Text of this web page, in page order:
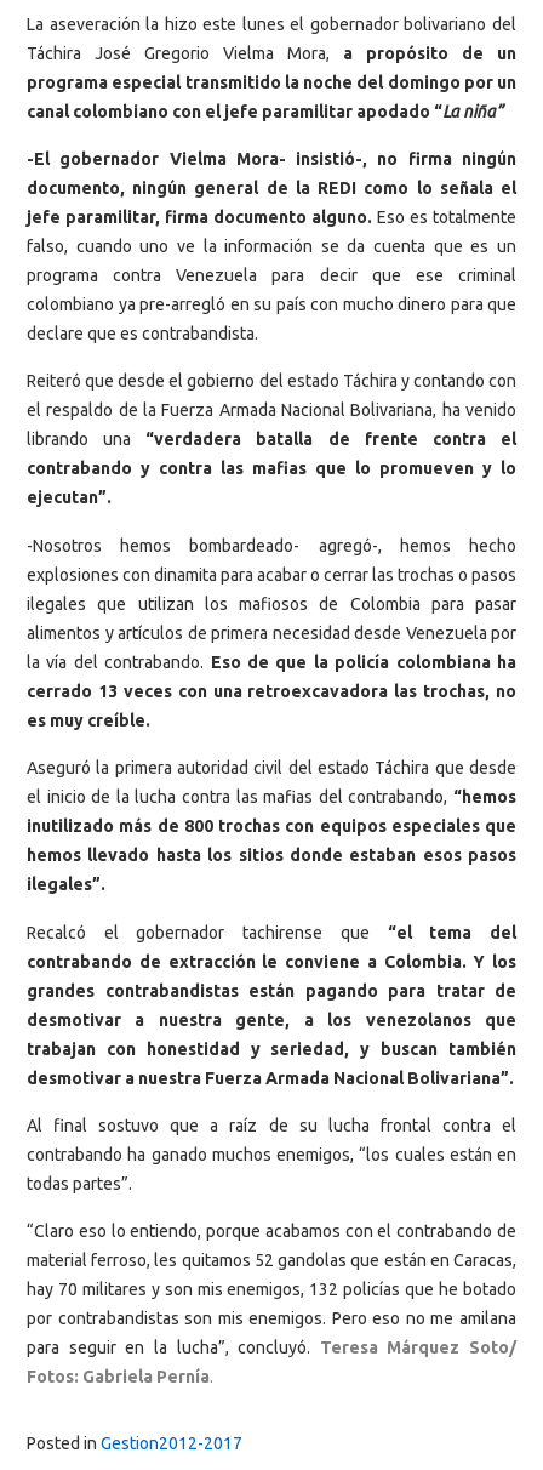
La aseveración la hizo este lunes el gobernador bolivariano del
Táchira José Gregorio Vielma Mora, a propósito de un
programa especial transmitido la noche del domingo por un
canal colombiano con el jefe paramilitar apodado “La niña”
-El gobernador Vielma Mora- insistió-, no firma ningún
documento, ningún general de la REDI como lo señala el
jefe paramilitar, firma documento alguno. Eso es totalmente
falso, cuando uno ve la información se da cuenta que es un
programa contra Venezuela para decir que ese criminal
colombiano ya pre-arregló en su país con mucho dinero para que
declare que es contrabandista.
Reiteró que desde el gobierno del estado Táchira y contando con
el respaldo de la Fuerza Armada Nacional Bolivariana, ha venido
librando una “verdadera batalla de frente contra el
contrabando y contra las mafias que lo promueven y lo
ejecutan”.
-Nosotros hemos bombardeado- agregó-, hemos hecho
explosiones con dinamita para acabar o cerrar las trochas o pasos
ilegales que utilizan los mafiosos de Colombia para pasar
alimentos y artículos de primera necesidad desde Venezuela por
la vía del contrabando. Eso de que la policía colombiana ha
cerrado 13 veces con una retroexcavadora las trochas, no
es muy creíble.
Aseguró la primera autoridad civil del estado Táchira que desde
el inicio de la lucha contra las mafias del contrabando, “hemos
inutilizado más de 800 trochas con equipos especiales que
hemos llevado hasta los sitios donde estaban esos pasos
ilegales”.
Recalcó el gobernador tachirense que “el tema del
contrabando de extracción le conviene a Colombia. Y los
grandes contrabandistas están pagando para tratar de
desmotivar a nuestra gente, a los venezolanos que
trabajan con honestidad y seriedad, y buscan también
desmotivar a nuestra Fuerza Armada Nacional Bolivariana”.
Al final sostuvo que a raíz de su lucha frontal contra el
contrabando ha ganado muchos enemigos, “los cuales están en
todas partes”.
“Claro eso lo entiendo, porque acabamos con el contrabando de
material ferroso, les quitamos 52 gandolas que están en Caracas,
hay 70 militares y son mis enemigos, 132 policías que he botado
por contrabandistas son mis enemigos. Pero eso no me amilana
para seguir en la lucha”, concluyó. Teresa Márquez Soto/
Fotos: Gabriela Pernía.
Posted in Gestion2012-2017